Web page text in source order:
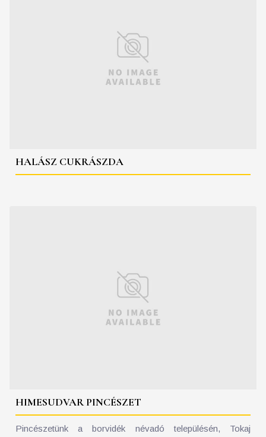
HALÁSZ CUKRÁSZDA
HIMESUDVAR PINCÉSZET
Pincészetünk a borvidék névadó településén, Tokaj